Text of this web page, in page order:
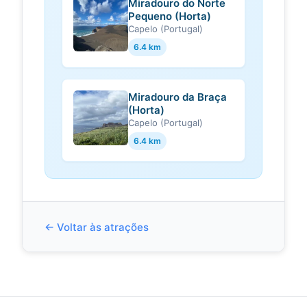
Miradouro da
Ribeira das
Cabras, Horta,
9900, PT -
mapquest.com
Advertisement · Own this business?
Claim it · See a problem?Let us
know · Portugal...
Miradouro da Ribeira
das Cabras
Sign in · Travel · Explore · Flights ·
Norte, vistas,
Miradouro do Norte
Pequeno (Horta)
Capelo (Portugal)
6.4 km
Miradouro da Braça
(Horta)
Capelo (Portugal)
6.4 km
← Voltar às atrações